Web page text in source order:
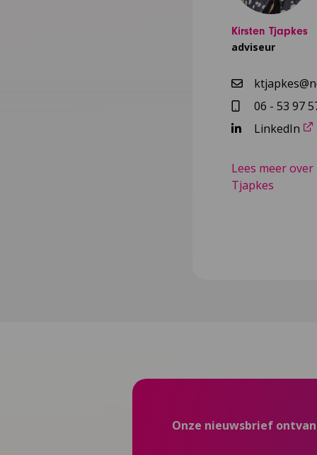
Kirsten Tjapkes
adviseur
06 - 53 97
LinkedIn
Lees meer
Tjapkes
Onze nieuwsbrief